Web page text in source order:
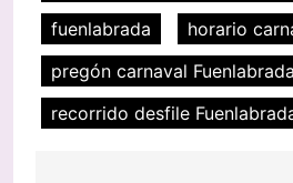
fuenlabrada
horario
pregón carnaval Fuenlabrada
recorrido desfile